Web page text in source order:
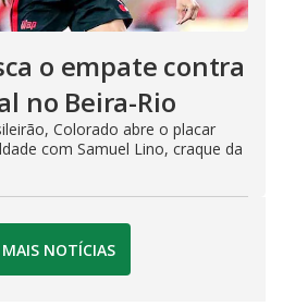
o empate contra
no Beira-Rio
Colorado abre o placar
com Samuel Lino, craque da
MAIS NOTÍCIAS